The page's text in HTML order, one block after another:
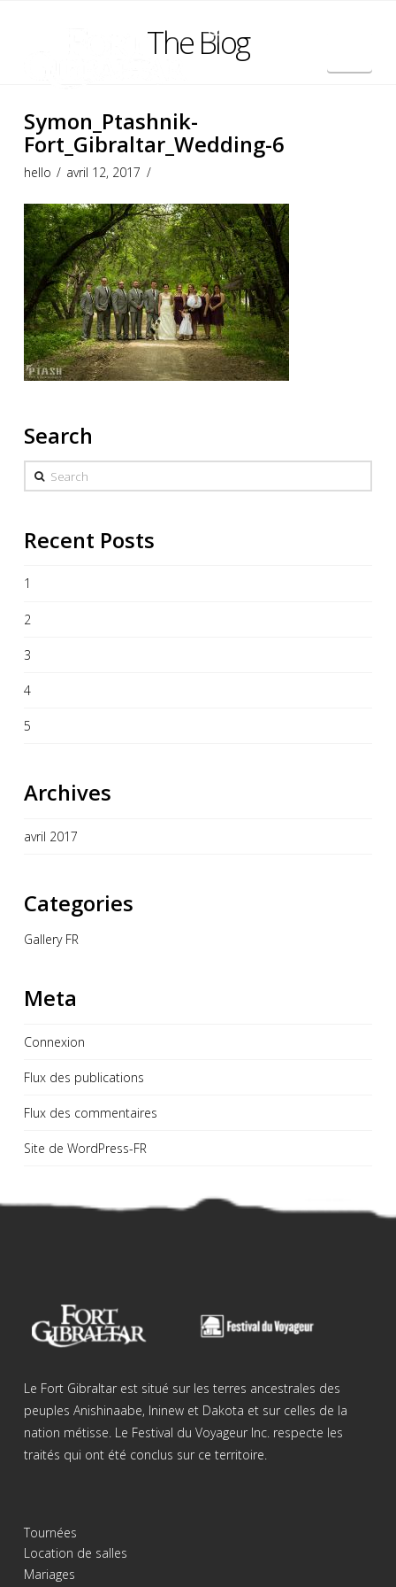
The Blog
Symon_Ptashnik-
Fort_Gibraltar_Wedding-6
hello avril 12, 2017
Search
Search
Recent Posts
1
2
3
4
5
Archives
avril 2017
Categories
Gallery FR
Meta
Connexion
Flux des publications
Flux des commentaires
Site de WordPress-FR
Le Fort Gibraltar est situé sur les terres ancestrales des
peuples Anishinaabe, Ininew et Dakota et sur celles de la
nation métisse. Le Festival du Voyageur Inc. respecte les
traités qui ont été conclus sur ce territoire.
Tournées
Location de salles
Mariages